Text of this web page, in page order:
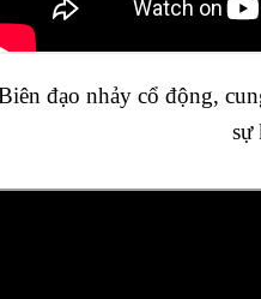
đạo nhảy cổ động,
sự